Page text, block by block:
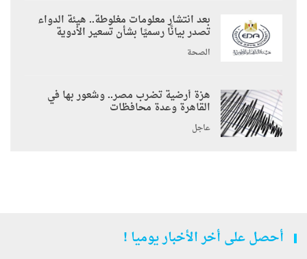
بعد انتشار معلومات مغلوطة.. هيئة الدواء
تصدر بيانًا رسميًا بشأن تسعير الأدوية
الصحة
هزة أرضية تضرب مصر.. وشعور بها في
القاهرة وعدة محافظات
عاجل
أحصل على أخر الأخبار يوميا !